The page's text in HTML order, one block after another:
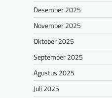
Desember 2025
November 2025
Oktober 2025
September 2025
Agustus 2025
Juli 2025